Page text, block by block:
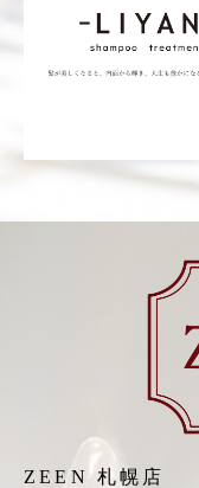
ZEEN 札幌店